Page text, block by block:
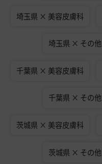
埼玉県 × 美容皮膚科
埼玉県 × その他
千葉県 × 美容皮膚科
千葉県 × その他
茨城県 × 美容皮膚科
茨城県 × その他